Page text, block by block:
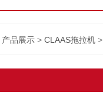
产品展示> CLAAS拖拉机>